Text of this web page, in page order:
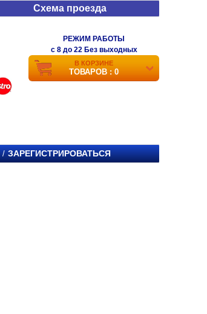
Схема проезда
РЕЖИМ РАБОТЫ
c 8 до 22 Без выходных
В КОРЗИНЕ
ТОВАРОВ : 0
/ ЗАРЕГИСТРИРОВАТЬСЯ